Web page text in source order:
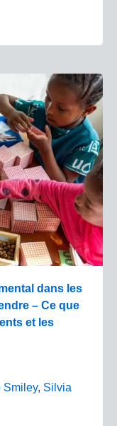
dans les
– Ce que
et les
Smiley, Silvia